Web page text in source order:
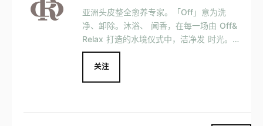
亚洲头皮整全愈养专家。「Off」意为洗
净、卸除。沐浴、 闻香，在每一场由 Off&
Relax 打造的水境仪式中，洁净发 时光。
肤、观照内心，去除繁杂思绪，开启自在疗
愈的「Relax」。
关注